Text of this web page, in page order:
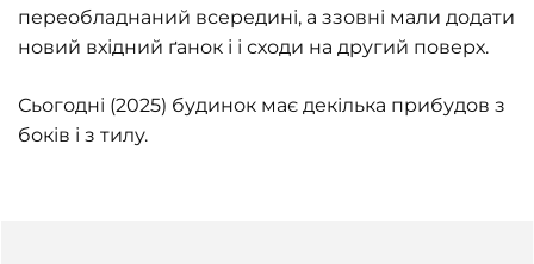
переобладнаний всередині, а ззовні мали додати
новий вхідний ґанок і і сходи на другий поверх.
Сьогодні (2025) будинок має декілька прибудов з
боків і з тилу.